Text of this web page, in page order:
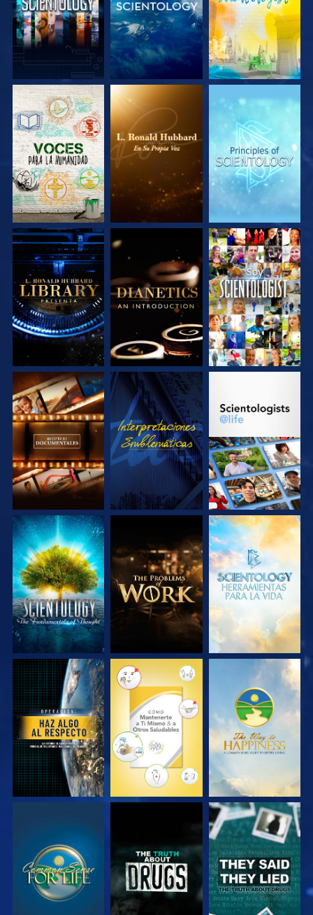
EXPLORA LAS
SERIES
EXPLORA LAS
SERIES
EXPLORA LAS
SERIES
EXPLORA LAS
SERIES
EXPLORA LAS
SERIES
VE
EXPLORA LAS
SERIES
VE
EXPLORA LAS
EXPLORA LAS
SERIES
EXPLORA LAS
SERIES
EXPLORA LAS
SERIES
VE VE VE
VE VE